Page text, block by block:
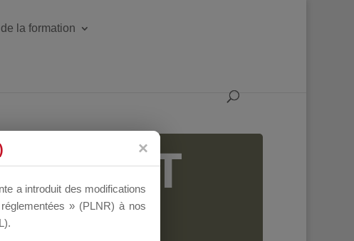
la formation
a introduit des modifications
» (PLNR) à nos